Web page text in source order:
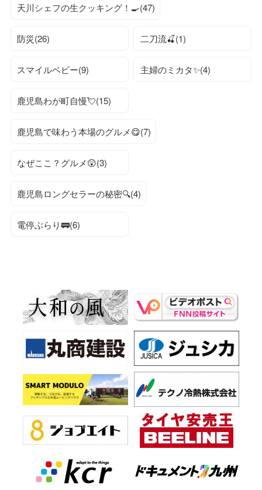
天川シェフの生クッキング！🍳(47)
防災(26) 二刀流🍒(1)
スマイルベビー(9) 主婦のミカタ✨(4)
鹿児島わが町自慢💘(15)
鹿児島で味わう本場のグルメ😋(7)
なぜここ？グルメ😲(3)
鹿児島ロングセラーの秘密🔍(4)
電停ぶらり🚃(6)